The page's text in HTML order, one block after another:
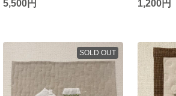
5,500円 1,200円
SOLD OUT